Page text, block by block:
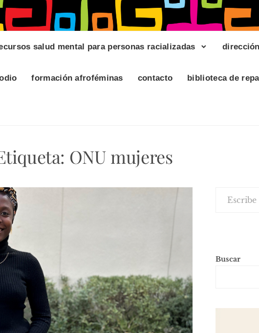
salud mental para personas racializadas dirección
formación afroféminas contacto biblioteca de
ONU mujeres
Buscar